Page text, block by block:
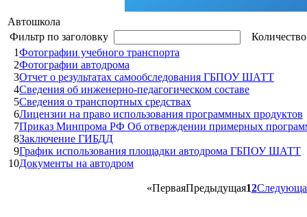
Автошкола
Фильтр по заголовку
1Фотографии учебного транспорта
2Фотографии автодрома
3Отчет о результатах самообследования ГБПОУ ШАТТ
4Сведения об инженерно-педагогическом составе
5Сведения о транспортных средствах
6Лицензии на право использования программных продуктов
7Приказ Минпрома РФ Об отверждении примерных
8Заключение ГИБДД
9График использования площадки автодрома ГБПОУ ШАТТ
10Документы на автодром
«ПерваяПредыдущая12